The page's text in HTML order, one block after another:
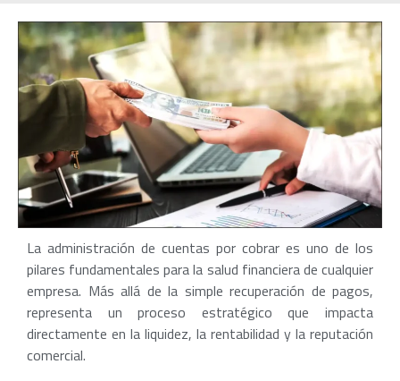
La administración de cuentas por cobrar es uno de los
pilares fundamentales para la salud financiera de cualquier
empresa. Más allá de la simple recuperación de pagos,
representa un proceso estratégico que impacta
directamente en la liquidez, la rentabilidad y la reputación
comercial.